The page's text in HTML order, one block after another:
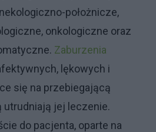
położnicze,
onkologiczne oraz
Zaburzenia
lękowych i
się na przebiegającą
jej leczenie.
do pacjenta, oparte na